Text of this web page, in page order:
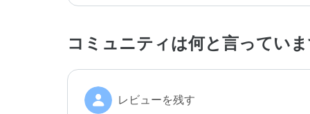
コミュニティは何と言ってい
レビューを残す